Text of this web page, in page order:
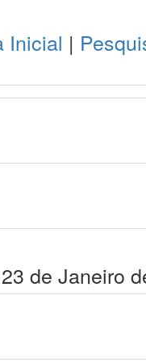
Inicial |
de Janeiro